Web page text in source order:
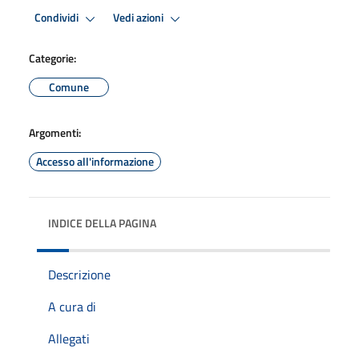
Condividi Vedi azioni
Categorie:
Comune
Argomenti:
Accesso all'informazione
INDICE DELLA PAGINA
Descrizione
A cura di
Allegati